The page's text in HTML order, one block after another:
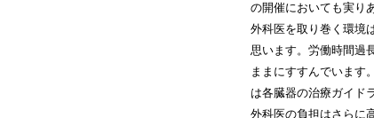
の開催においても実り
外科医を取り巻く環境
思います。労働時間過
ままにすすんでいます
は各臓器の治療ガイド
外科医の負担はさらに